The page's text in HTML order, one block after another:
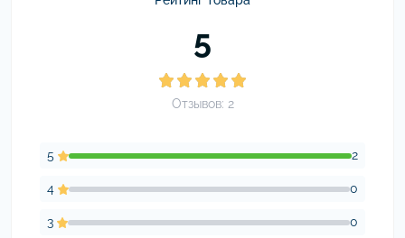
5
Отзывов: 2
5 2
4 0
3 0